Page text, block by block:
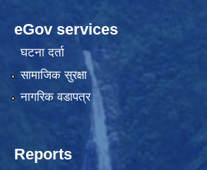
eGov services
घटना दर्ता
सामाजिक सुरक्षा
नागरिक वडापत्र
Reports